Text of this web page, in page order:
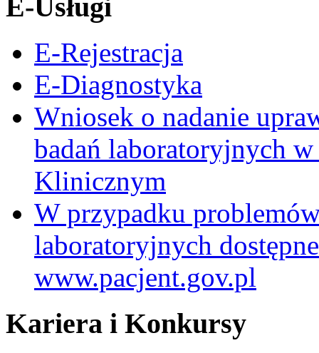
E-Usługi
E-Rejestracja
E-Diagnostyka
Wniosek o nadanie
badań laboratoryjnych
Klinicznym
W przypadku
laboratoryjnych
www.pacjent.gov.pl
Kariera i Konkursy